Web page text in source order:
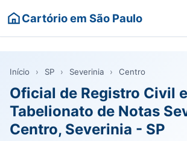
Cartório em São Paulo
Início › SP › Severinia › Centro
Oficial de Registro Civil e
Tabelionato de Notas
Centro, Severinia - SP